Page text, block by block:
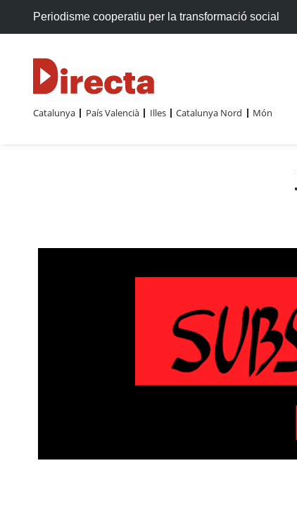
Periodisme cooperatiu per la transformació social
Catalunya País Valencià Illes Catalunya Nord Món